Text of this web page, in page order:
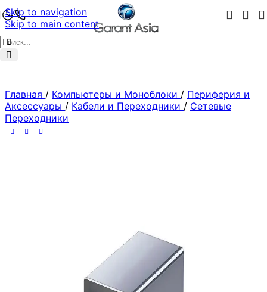
Skip to navigation
Skip to main content
Главная / Компьютеры и Моноблоки / Периферия и
Аксессуары / Кабели и Переходники / Сетевые
Переходники